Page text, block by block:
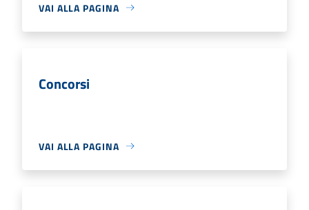
VAI ALLA PAGINA
Concorsi
VAI ALLA PAGINA